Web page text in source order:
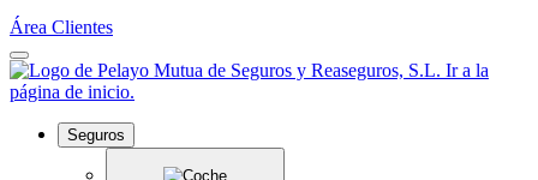
Área Clientes
Seguros